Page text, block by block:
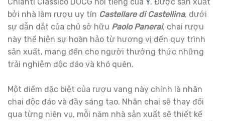
bởi nhà làm rượu uy tín Castellare di Castellina, dưới
sự dẫn dắt của chủ sở hữu Paolo Panerai, chai rượu
này thể hiện sự hoàn hảo từ hương vị đến quy trình
sản xuất, mang đến cho người thưởng thức những
trải nghiệm độc đáo và khó quên.
Một điểm đặc biệt của rượu vang này chính là nhãn
chai độc đáo và đầy sáng tạo. Nhãn chai sẽ thay đổi
qua từng niên vụ, mỗi năm nhà sản xuất sẽ thiết kế